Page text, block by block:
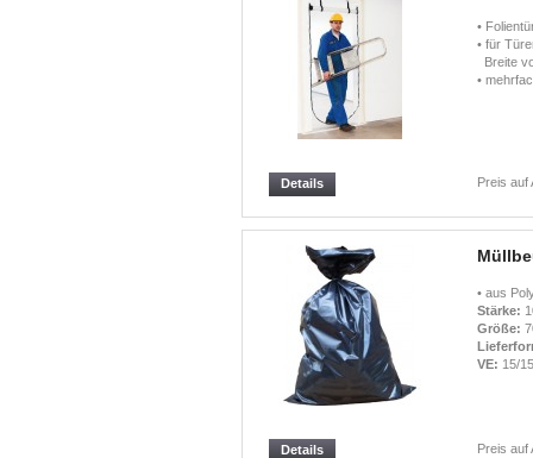
•
• für
Breite
•
Preis auf
Details
• aus
Stärke:
Größe:
VE: 15/
Preis auf
Details